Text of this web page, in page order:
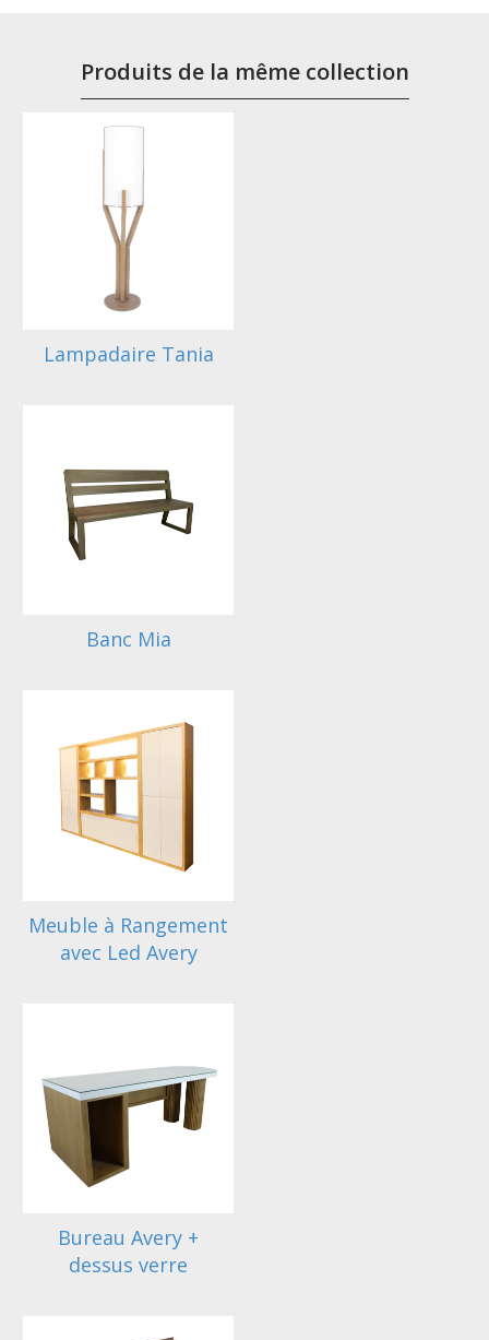
Produits de la même collection
Lampadaire Tania
Banc Mia
Meuble à Rangement
avec Led Avery
Bureau Avery +
dessus verre